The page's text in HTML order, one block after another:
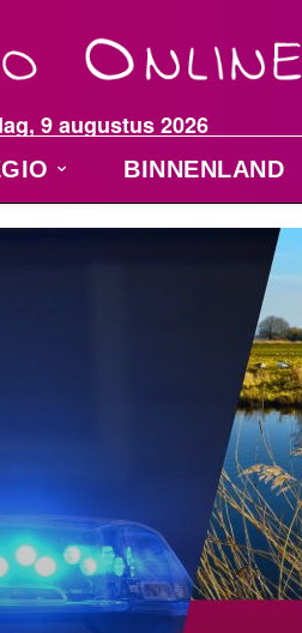
9 augustus 2026
BINNENLAND